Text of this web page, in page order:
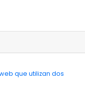
que utilizan dos